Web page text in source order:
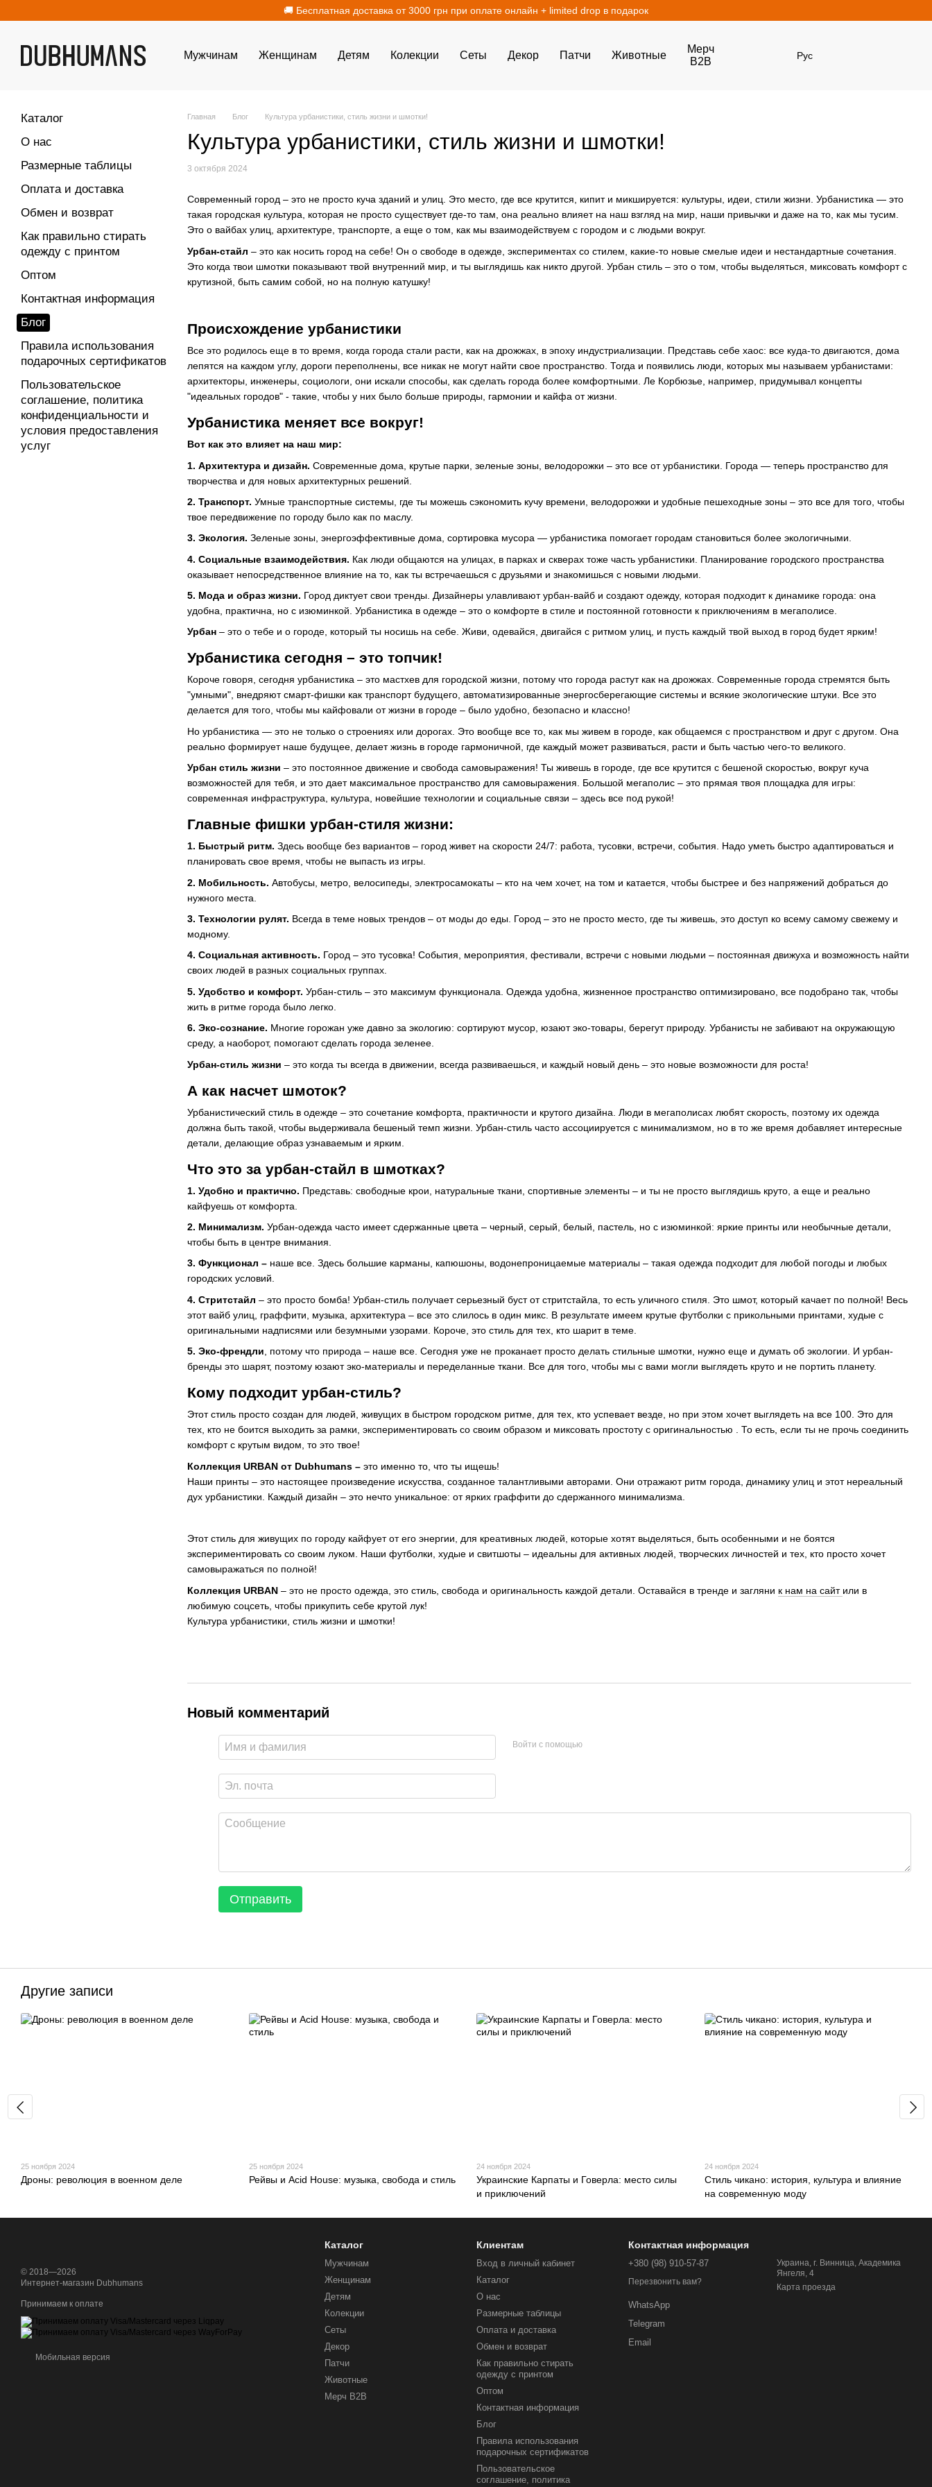
🚚 Бесплатная доставка от 3000 грн при оплате онлайн + limited drop в подарок
Мужчинам Женщинам Детям Колекции Сеты Декор Патчи Животные
Мерч
B2B
Рус
Главная Блог Культура урбанистики, стиль жизни и шмотки!
Культура урбанистики, стиль жизни и шмотки!
3 октября 2024
Современный город – это не просто куча зданий и улиц. Это место, где все крутится, кипит и микшируется: культуры, идеи, стили жизни. Урбанистика — это
такая городская культура, которая не просто существует где-то там, она реально влияет на наш взгляд на мир, наши привычки и даже на то, как мы тусим.
Это о вайбах улиц, архитектуре, транспорте, а еще о том, как мы взаимодействуем с городом и с людьми вокруг.
Урбан-стайл – это как носить город на себе! Он о свободе в одежде, экспериментах со стилем, какие-то новые смелые идеи и нестандартные сочетания.
Это когда твои шмотки показывают твой внутренний мир, и ты выглядишь как никто другой. Урбан стиль – это о том, чтобы выделяться, миксовать комфорт с
крутизной, быть самим собой, но на полную катушку!
Происхождение урбанистики
Все это родилось еще в то время, когда города стали расти, как на дрожжах, в эпоху индустриализации. Представь себе хаос: все куда-то двигаются, дома
лепятся на каждом углу, дороги переполнены, все никак не могут найти свое пространство. Тогда и появились люди, которых мы называем урбанистами:
архитекторы, инженеры, социологи, они искали способы, как сделать города более комфортными. Ле Корбюзье, например, придумывал концепты
"идеальных городов" - такие, чтобы у них было больше природы, гармонии и кайфа от жизни.
Урбанистика меняет все вокруг!
Вот как это влияет на наш мир:
1. Архитектура и дизайн. Современные дома, крутые парки, зеленые зоны, велодорожки – это все от урбанистики. Города — теперь пространство для
творчества и для новых архитектурных решений.
2. Транспорт. Умные транспортные системы, где ты можешь сэкономить кучу времени, велодорожки и удобные пешеходные зоны – это все для того, чтобы
твое передвижение по городу было как по маслу.
3. Экология. Зеленые зоны, энергоэффективные дома, сортировка мусора — урбанистика помогает городам становиться более экологичными.
4. Социальные взаимодействия. Как люди общаются на улицах, в парках и скверах тоже часть урбанистики. Планирование городского пространства
оказывает непосредственное влияние на то, как ты встречаешься с друзьями и знакомишься с новыми людьми.
5. Мода и образ жизни. Город диктует свои тренды. Дизайнеры улавливают урбан-вайб и создают одежду, которая подходит к динамике города: она
удобна, практична, но с изюминкой. Урбанистика в одежде – это о комфорте в стиле и постоянной готовности к приключениям в мегаполисе.
Урбан – это о тебе и о городе, который ты носишь на себе. Живи, одевайся, двигайся с ритмом улиц, и пусть каждый твой выход в город будет ярким!
Урбанистика сегодня – это топчик!
Короче говоря, сегодня урбанистика – это мастхев для городской жизни, потому что города растут как на дрожжах. Современные города стремятся быть
"умными", внедряют смарт-фишки как транспорт будущего, автоматизированные энергосберегающие системы и всякие экологические штуки. Все это
делается для того, чтобы мы кайфовали от жизни в городе – было удобно, безопасно и классно!
Но урбанистика — это не только о строениях или дорогах. Это вообще все то, как мы живем в городе, как общаемся с пространством и друг с другом. Она
реально формирует наше будущее, делает жизнь в городе гармоничной, где каждый может развиваться, расти и быть частью чего-то великого.
Урбан стиль жизни – это постоянное движение и свобода самовыражения! Ты живешь в городе, где все крутится с бешеной скоростью, вокруг куча
возможностей для тебя, и это дает максимальное пространство для самовыражения. Большой мегаполис – это прямая твоя площадка для игры:
современная инфраструктура, культура, новейшие технологии и социальные связи – здесь все под рукой!
Главные фишки урбан-стиля жизни:
1. Быстрый ритм. Здесь вообще без вариантов – город живет на скорости 24/7: работа, тусовки, встречи, события. Надо уметь быстро адаптироваться и
планировать свое время, чтобы не выпасть из игры.
2. Мобильность. Автобусы, метро, ​​велосипеды, электросамокаты – кто на чем хочет, на том и катается, чтобы быстрее и без напряжений добраться до
нужного места.
3. Технологии рулят. Всегда в теме новых трендов – от моды до еды. Город – это не просто место, где ты живешь, это доступ ко всему самому свежему и
модному.
4. Социальная активность. Город – это тусовка! События, мероприятия, фестивали, встречи с новыми людьми – постоянная движуха и возможность найти
своих людей в разных социальных группах.
5. Удобство и комфорт. Урбан-стиль – это максимум функционала. Одежда удобна, жизненное пространство оптимизировано, все подобрано так, чтобы
жить в ритме города было легко.
6. Эко-сознание. Многие горожан уже давно за экологию: сортируют мусор, юзают эко-товары, берегут природу. Урбанисты не забивают на окружающую
среду, а наоборот, помогают сделать города зеленее.
Урбан-стиль жизни – это когда ты всегда в движении, всегда развиваешься, и каждый новый день – это новые возможности для роста!
А как насчет шмоток?
Урбанистический стиль в одежде – это сочетание комфорта, практичности и крутого дизайна. Люди в мегаполисах любят скорость, поэтому их одежда
должна быть такой, чтобы выдерживала бешеный темп жизни. Урбан-стиль часто ассоциируется с минимализмом, но в то же время добавляет интересные
детали, делающие образ узнаваемым и ярким.
Что это за урбан-стайл в шмотках?
1. Удобно и практично. Представь: свободные крои, натуральные ткани, спортивные элементы – и ты не просто выглядишь круто, а еще и реально
кайфуешь от комфорта.
2. Минимализм. Урбан-одежда часто имеет сдержанные цвета – черный, серый, белый, пастель, но с изюминкой: яркие принты или необычные детали,
чтобы быть в центре внимания.
3. Функционал – наше все. Здесь большие карманы, капюшоны, водонепроницаемые материалы – такая одежда подходит для любой погоды и любых
городских условий.
4. Стритстайл – это просто бомба! Урбан-стиль получает серьезный буст от стритстайла, то есть уличного стиля. Это шмот, который качает по полной! Весь
этот вайб улиц, граффити, музыка, архитектура – ​​все это слилось в один микс. В результате имеем крутые футболки с прикольными принтами, худые с
оригинальными надписями или безумными узорами. Короче, это стиль для тех, кто шарит в теме.
5. Эко-френдли , потому что природа – наше все. Сегодня уже не проканает просто делать стильные шмотки, нужно еще и думать об экологии. И урбан-
бренды это шарят, поэтому юзают эко-материалы и переделанные ткани. Все для того, чтобы мы с вами могли выглядеть круто и не портить планету.
Кому подходит урбан-стиль?
Этот стиль просто создан для людей, живущих в быстром городском ритме, для тех, кто успевает везде, но при этом хочет выглядеть на все 100. Это для
тех, кто не боится выходить за рамки, экспериментировать со своим образом и миксовать простоту с оригинальностью . То есть, если ты не прочь соединить
комфорт с крутым видом, то это твое!
Коллекция URBAN от Dubhumans – это именно то, что ты ищешь!
Наши принты – это настоящее произведение искусства, созданное талантливыми авторами. Они отражают ритм города, динамику улиц и этот нереальный
дух урбанистики. Каждый дизайн – это нечто уникальное: от ярких граффити до сдержанного минимализма.
Этот стиль для живущих по городу кайфует от его энергии, для креативных людей, которые хотят выделяться, быть особенными и не боятся
экспериментировать со своим луком. Наши футболки, худые и свитшоты – идеальны для активных людей, творческих личностей и тех, кто просто хочет
самовыражаться по полной!
Коллекция URBAN – это не просто одежда, это стиль, свобода и оригинальность каждой детали. Оставайся в тренде и загляни к нам на сайт или в
любимую соцсеть, чтобы прикупить себе крутой лук!
Культура урбанистики, стиль жизни и шмотки!
Новый комментарий
Войти с помощью
Отправить
Каталог
О нас
Размерные таблицы
Оплата и доставка
Обмен и возврат
Как правильно стирать
одежду с принтом
Оптом
Контактная информация
Блог
Правила использования
подарочных сертификатов
Пользовательское
соглашение, политика
конфиденциальности и
условия предоставления
услуг
Другие записи
25 ноября 2024
Дроны: революция в военном деле
25 ноября 2024
Рейвы и Acid House: музыка, свобода и стиль
24 ноября 2024
Украинские Карпаты и Говерла: место силы
и приключений
24 ноября 2024
Стиль чикано: история, культура и влияние
на современную моду
© 2018—2026
Интернет-магазин Dubhumans
Принимаем к оплате
Мобильная версия
Каталог
Мужчинам
Женщинам
Детям
Колекции
Сеты
Декор
Патчи
Животные
Мерч B2B
Клиентам
Вход в личный кабинет
Каталог
О нас
Размерные таблицы
Оплата и доставка
Обмен и возврат
Как правильно стирать
одежду с принтом
Оптом
Контактная информация
Блог
Правила использования
подарочных сертификатов
Пользовательское
соглашение, политика
Контактная информация
+380 (98) 910-57-87
Перезвонить вам?
WhatsApp
Telegram
Email
Украина, г. Винница, Академика
Янгеля, 4
Карта проезда